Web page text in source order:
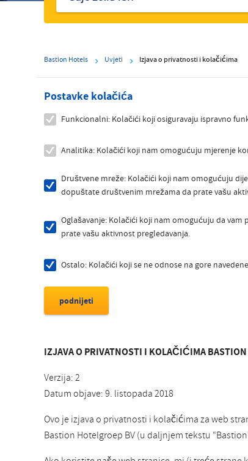
Bastion Hotels Uvjeti Izjava o privatnosti i kolačićima
Postavke kolačića
Funkcionalni: Kolačići koji osiguravaju ispravno
Analitika: Kolačići koji nam omogućuju mjerenje
Društvene mreže: Kolačići koji nam omogućuju
dopuštate društvenim mrežama da prate vašu
Oglašavanje: Kolačići koji nam omogućuju da
prate vašu aktivnost pregledavanja.
Ostalo: Kolačići koji se ne odnose na gore
IZJAVA O PRIVATNOSTI I KOLAČIĆIMA
Verzija: 2
Datum objave: 9. listopada 2018
Ovo je izjava o privatnosti i kolačićima za web
Bastion Hotelgroep BV (u daljnjem tekstu